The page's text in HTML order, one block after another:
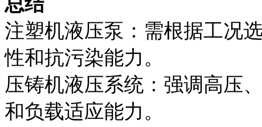
注塑机液压泵：需根据工况
性和抗污染能力。
压铸机液压系统：强调高压
和负载适应能力。